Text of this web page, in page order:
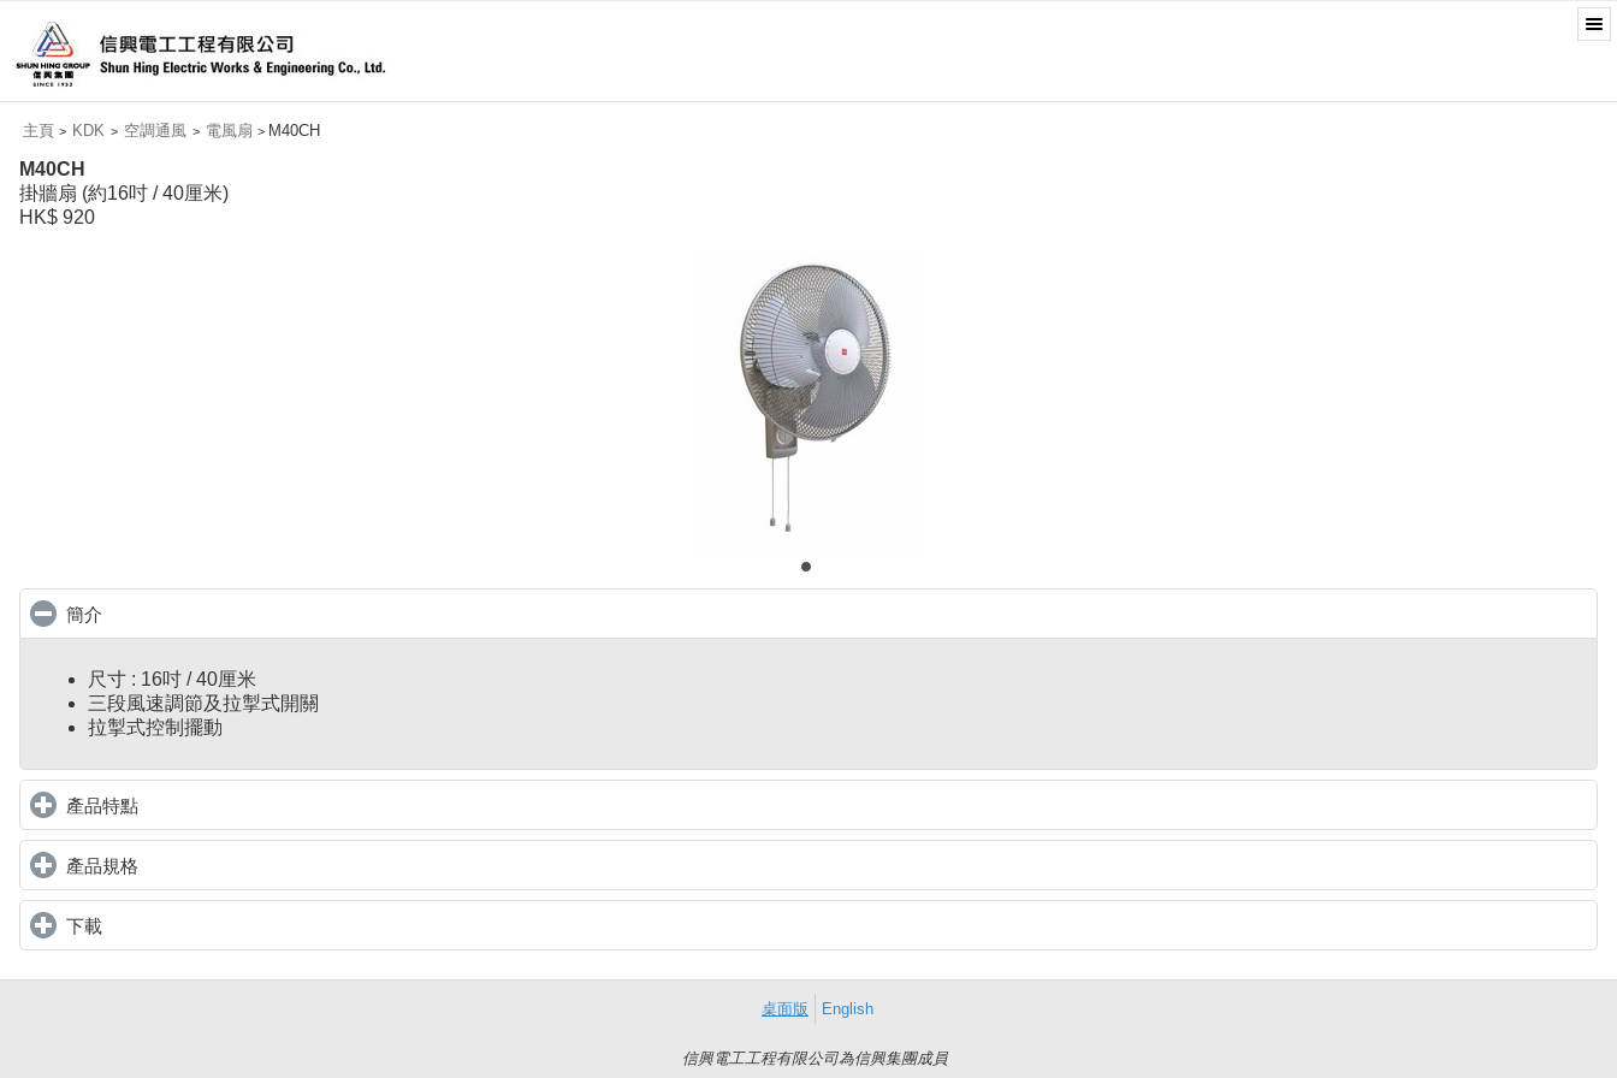
主頁 > KDK > 空調通風 > 電風扇 > M40CH
M40CH
掛牆扇 (約16吋 / 40厘米)
HK$ 920
簡介
尺寸 : 16吋 / 40厘米
三段風速調節及拉掣式開關
拉掣式控制擺動
產品特點click to expand contents
產品規格
下載click to expand contents
桌面版 English
信興電工工程有限公司為信興集團成員